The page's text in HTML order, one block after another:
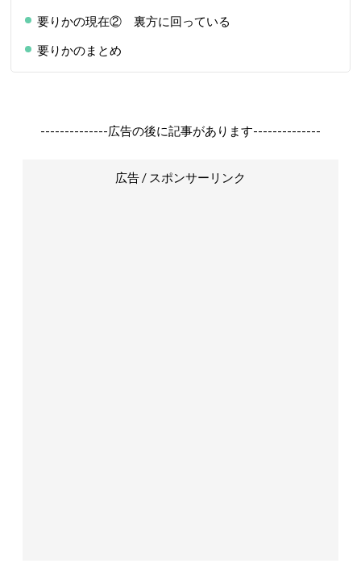
要りかの現在② 裏方に回っている
要りかのまとめ
--------------広告の後に記事があります--------------
広告 / スポンサーリンク